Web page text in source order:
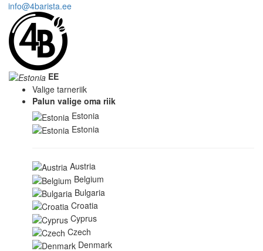
info@4barista.ee
EE
Valige tarneriik
Palun valige oma riik
Estonia
Estonia
Austria
Belgium
Bulgaria
Croatia
Cyprus
Czech
Denmark